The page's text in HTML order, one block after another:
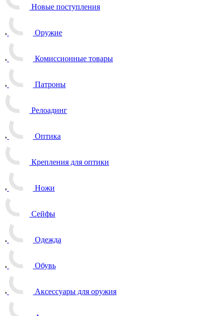
Новые поступления
Оружие
Комиссионные товары
Патроны
Релоадинг
Оптика
Крепления для оптики
Ножи
Сейфы
Одежда
Обувь
Аксессуары для оружия